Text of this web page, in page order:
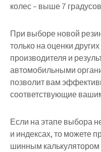
колес – выше 7
При выборе новой
только на оценки
производителя и
автомобильными
позволит вам
соответствующие
Если на этапе выбора
и индексах, то можете
шинным калькулятором